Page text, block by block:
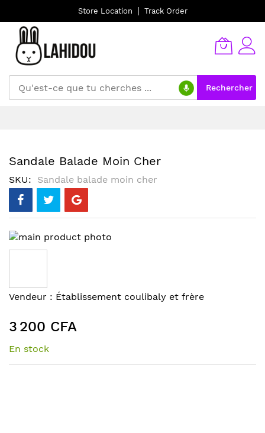
Store Location Track Order
Rechercher
Sandale Balade Moin Cher
SKU Sandale balade moin cher
Skip
to
of
the
gallery
Skip
the
beginning
of
Vendeur : Établissement coulibaly et frère
3 200 CFA
En stock